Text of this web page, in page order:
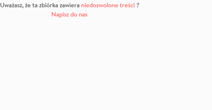
Uważasz, że ta zbiórka zawiera niedozwolone treści?
Napisz do nas